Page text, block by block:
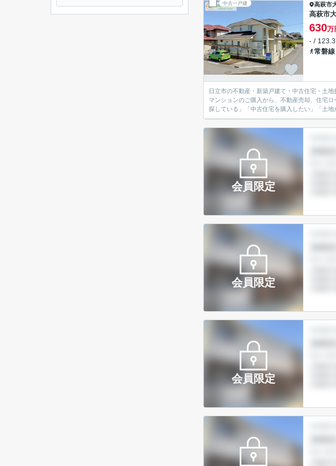
中古一戸建 高萩市
高萩市
630万
- /
常磐線
日立市の不動産・新築戸建て・中古住宅・土地探しなら、ひだまりハウスへ ひだまりハウ
マンションのご購入から、不動産売却、住宅
探している」「中古住宅を購入したい」「土
会員限定
会員限定
会員限定